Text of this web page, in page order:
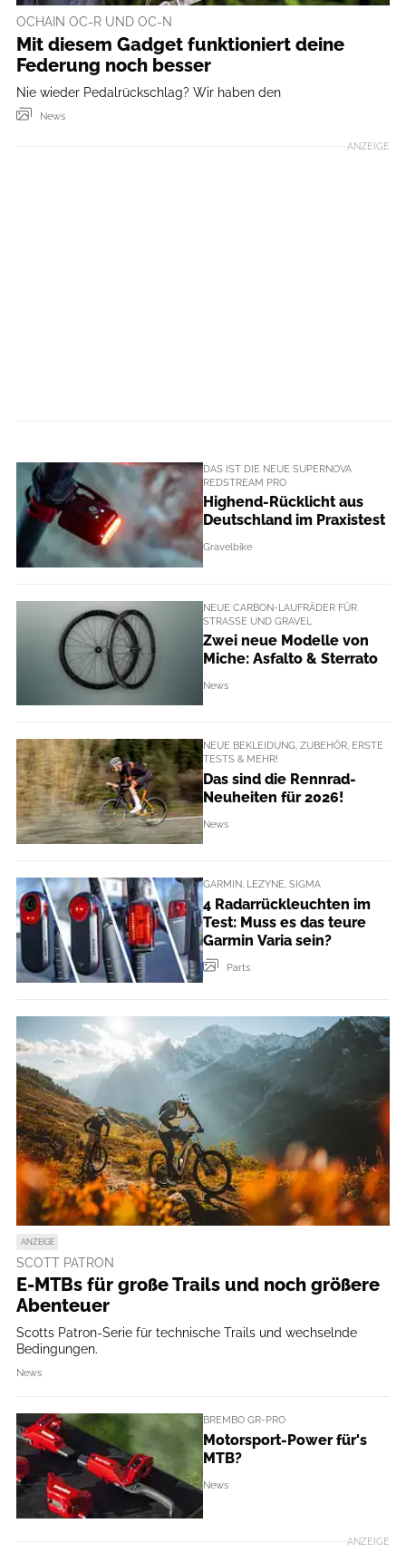
OCHAIN OC-R UND OC-N
Mit diesem Gadget funktioniert deine
Federung noch besser
Nie wieder Pedalrückschlag? Wir haben den
News
ANZEIGE
DAS IST DIE NEUE SUPERNOVA
REDSTREAM PRO
Highend-Rücklicht aus
Deutschland im Praxistest
Gravelbike
NEUE CARBON-LAUFRÄDER FÜR
STRASSE UND GRAVEL
Zwei neue Modelle von
Miche: Asfalto & Sterrato
News
NEUE BEKLEIDUNG, ZUBEHÖR, ERSTE
TESTS & MEHR!
Das sind die Rennrad-
Neuheiten für 2026!
News
GARMIN, LEZYNE, SIGMA
4 Radarrückleuchten im
Test: Muss es das teure
Garmin Varia sein?
Parts
ANZEIGE
SCOTT PATRON
E-MTBs für große Trails und noch größere
Abenteuer
Scotts Patron-Serie für technische Trails und wechselnde
Bedingungen.
News
BREMBO GR-PRO
Motorsport-Power für's
MTB?
News
ANZEIGE